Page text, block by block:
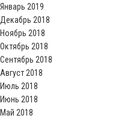
Январь 2019
Декабрь 2018
Ноябрь 2018
Октябрь 2018
Сентябрь 2018
Август 2018
Июль 2018
Июнь 2018
Май 2018